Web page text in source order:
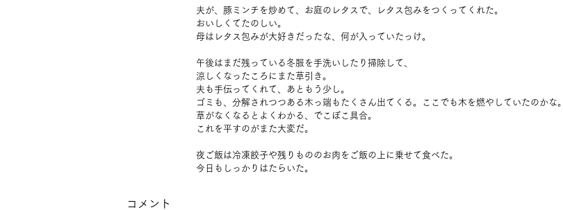
夫が、豚ミンチを炒めて、お庭のレタスで、レタス包みをつくってくれた。
おいしくてたのしい。
母はレタス包みが大好きだったな、何が入っていたっけ。
午後はまだ残っている冬服を手洗いしたり掃除して、
涼しくなったころにまた草引き。
夫も手伝ってくれて、あともう少し。
ゴミも、分解されつつある木っ端もたくさん出てくる。ここでも木を燃やしていたのかな。
草がなくなるとよくわかる、でこぼこ具合。
これを平すのがまた大変だ。
夜ご飯は冷凍餃子や残りもののお肉をご飯の上に乗せて食べた。
今日もしっかりはたらいた。
コメント